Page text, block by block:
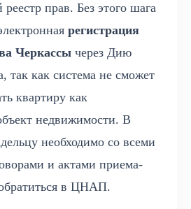
реестр прав. Без этого шага
регистрация
Черкассы через Дию
так как система не сможет
квартиру как
недвижимости. В
необходимо со всеми
и актами приема-
в ЦНАП.